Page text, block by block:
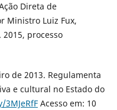
Direta de
Ministro Luiz Fux,
processo
de 2013. Regulamenta
e cultural no Estado do
Acesso em: 10